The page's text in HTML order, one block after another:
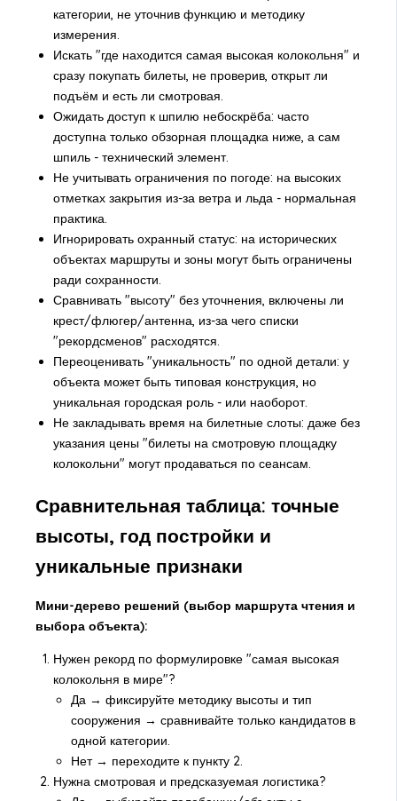
категории, не уточнив функцию и методику
измерения.
Искать "где находится самая высокая колокольня" и
сразу покупать билеты, не проверив, открыт ли
подъём и есть ли смотровая.
Ожидать доступ к шпилю небоскрёба: часто
доступна только обзорная площадка ниже, а сам
шпиль - технический элемент.
Не учитывать ограничения по погоде: на высоких
отметках закрытия из-за ветра и льда - нормальная
практика.
Игнорировать охранный статус: на исторических
объектах маршруты и зоны могут быть ограничены
ради сохранности.
Сравнивать "высоту" без уточнения, включены ли
крест/флюгер/антенна, из-за чего списки
"рекордсменов" расходятся.
Переоценивать "уникальность" по одной детали: у
объекта может быть типовая конструкция, но
уникальная городская роль - или наоборот.
Не закладывать время на билетные слоты: даже без
указания цены "билеты на смотровую площадку
колокольни" могут продаваться по сеансам.
Сравнительная таблица: точные
высоты, год постройки и
уникальные признаки
Мини-дерево решений (выбор маршрута чтения и
выбора объекта):
Нужен рекорд по формулировке "самая высокая
колокольня в мире"?
Да → фиксируйте методику высоты и тип
сооружения → сравнивайте только кандидатов в
одной категории.
Нет → переходите к пункту 2.
Нужна смотровая и предсказуемая логистика?